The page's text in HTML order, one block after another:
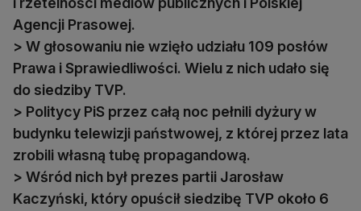
Agencji Prasowej.
> W głosowaniu nie wzięło udziału 109 posłów
Prawa i Sprawiedliwości. Wielu z nich udało się
do siedziby TVP.
> Politycy PiS przez całą noc pełnili dyżury w
budynku telewizji państwowej, z której przez lata
zrobili własną tubę propagandową.
> Wśród nich był prezes partii Jarosław
Kaczyński, który opuścił siedzibę TVP około 6